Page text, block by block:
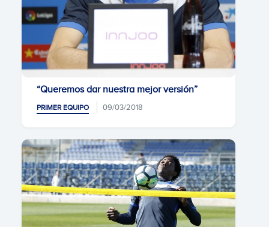
“Queremos dar nuestra mejor versión”
PRIMER EQUIPO 09/03/2018